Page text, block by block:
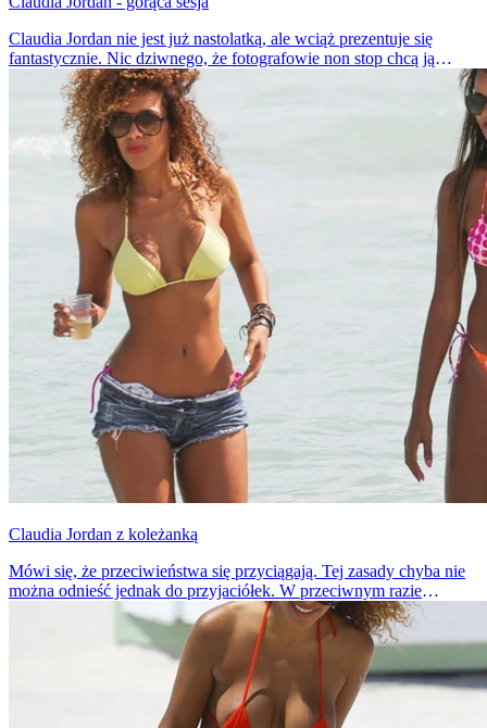
Claudia Jordan nie jest już nastolatką, ale wciąż prezentuje się
fantastycznie. Nic dziwnego, że fotografowie non stop chcą ją
rozbierać do sesji zdjęciowych
Claudia Jordan z koleżanką
Mówi się, że przeciwieństwa się przyciągają. Tej zasady chyba nie
można odnieść jednak do przyjaciółek. W przeciwnym razie
kumpelka Claudii Jordan musiałaby być brzydka jak noc. A nie
jest... Oj, nie jest...